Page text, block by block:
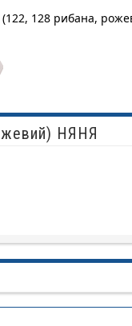
(122, 128 рибана,
НЯНЯ